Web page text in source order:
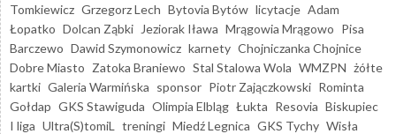
Tomkiewicz Grzegorz Lech Bytovia Bytów licytacje Adam
Łopatko Dolcan Ząbki Jeziorak Iława Mrągowia Mrągowo Pisa
Barczewo Dawid Szymonowicz karnety Chojniczanka Chojnice
Dobre Miasto Zatoka Braniewo Stal Stalowa Wola WMZPN żółte
kartki Galeria Warmińska sponsor Piotr Zajączkowski Rominta
Gołdap GKS Stawiguda Olimpia Elbląg Łukta Resovia Biskupiec
I liga Ultra(S)tomiL treningi Miedź Legnica GKS Tychy Wisła